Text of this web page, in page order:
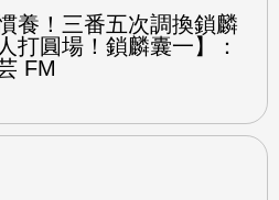
養！三番五次調換鎖麟
打圓場！鎖麟囊一】：
FM